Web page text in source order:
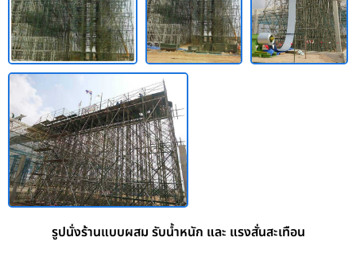
รูปนั่งร้านแบบผสม รับน้ำหนัก และ แรงสั่นสะเทือน